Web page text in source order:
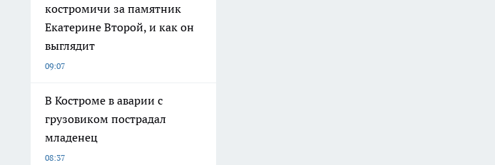
костромичи за памятник
Екатерине Второй, и как он
выглядит
09:07
В Костроме в аварии с
грузовиком пострадал
младенец
08:37